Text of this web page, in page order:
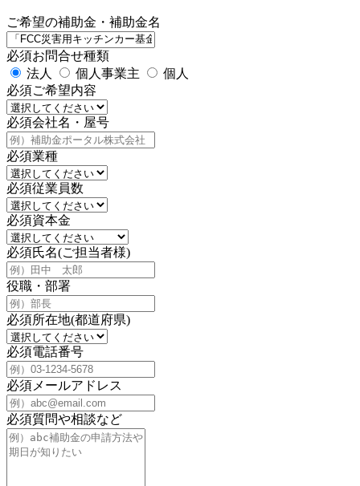
ご希望の補助金・補助金名
必須お問合せ種類
法人
個人事業主
個人
必須ご希望内容
必須会社名・屋号
必須業種
必須従業員数
必須資本金
必須氏名(ご担当者様)
役職・部署
必須所在地(都道府県)
必須電話番号
必須 メールアドレス
必須質問や相談など